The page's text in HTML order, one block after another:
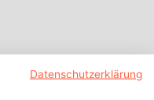
Datenschutzerklärung